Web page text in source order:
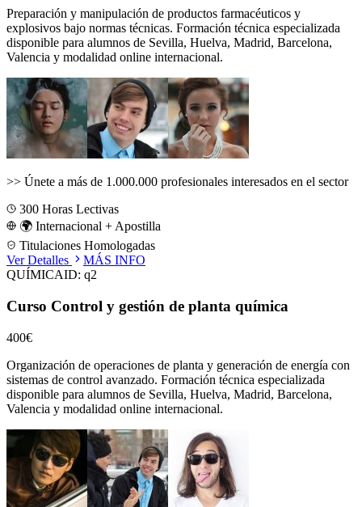
Preparación y manipulación de productos farmacéuticos y
explosivos bajo normas técnicas. Formación técnica especializada
disponible para alumnos de Sevilla, Huelva, Madrid, Barcelona,
Valencia y modalidad online internacional.
>> Únete a más de 1.000.000 profesionales interesados en el sector
300 Horas Lectivas
🌍 Internacional + Apostilla
Titulaciones Homologadas
Ver Detalles
MÁS INFO
QUÍMICAID: q2
Curso Control y gestión de planta química
400€
Organización de operaciones de planta y generación de energía con
sistemas de control avanzado. Formación técnica especializada
disponible para alumnos de Sevilla, Huelva, Madrid, Barcelona,
Valencia y modalidad online internacional.